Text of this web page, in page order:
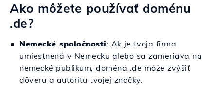
Ako môžete používať doménu
.de?
Nemecké spoločnosti: Ak je tvoja firma
umiestnená v Nemecku alebo sa zameriava na
nemecké publikum, doména .de môže zvýšiť
dôveru a autoritu tvojej značky.